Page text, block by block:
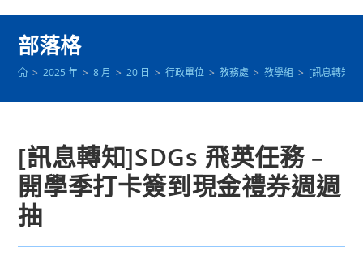
部落格
> 2025 年 > 8 月 > 20 日 > 行政單位 > 教務處 > 教學組 > [訊息轉知
[訊息轉知]SDGs 飛英任務 –
開學季打卡簽到現金禮券週週
抽